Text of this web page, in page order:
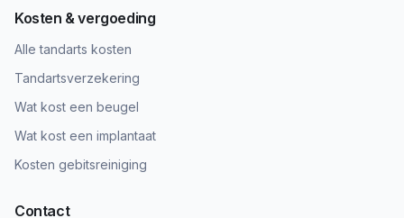
Kosten & vergoeding
Alle tandarts kosten
Tandartsverzekering
Wat kost een beugel
Wat kost een implantaat
Kosten gebitsreiniging
Contact